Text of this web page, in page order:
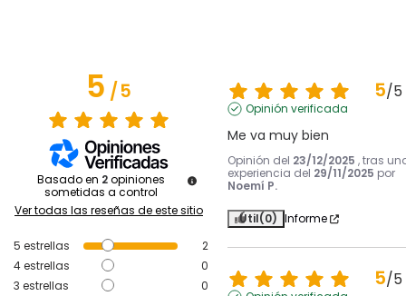
5/5
Basado en 2 opiniones
sometidas a control
Ver todas las reseñas de este sitio
5 estrellas
2
4estrellas
0
3 estrellas
0
5/5
Opinión verificada
Me va muy bien
Opinión del 23/12/2025 , tras
experiencia del 29/11/2025 por
Noemí P.
Útil(0) Informe
5/5